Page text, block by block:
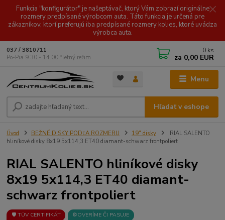
Funkcia "konfigurátor" je našeptávač, ktorý Vám zobrazí originálne
rozmery predpísané výrobcom auta. Táto funkcia je určená pre
zákazníkov, ktorí preferujú iba predpísané rozmery kolies, ktoré uvádza
výrobca auta.
Menu
Hľadať v eshope
037 / 3810711
Po-Pia 9.30 - 14.00 *letný režim
0 ks
za 0,00 EUR
Úvod BEŽNÉ DISKY PODĽA ROZMERU 19" disky
RIAL SALENTO
hliníkové disky 8x19 5x114,3 ET40 diamant-schwarz frontpoliert
RIAL SALENTO hliníkové disky
8x19 5x114,3 ET40 diamant-
schwarz frontpoliert
🛡️ TÜV CERTIFIKÁT ⚙️OVERÍME ČI PASUJE